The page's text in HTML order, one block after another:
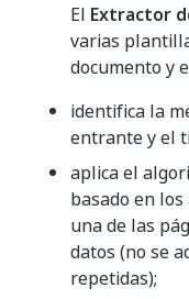
El Extractor
varias
documento y
identifica la
entrante y el
aplica el
basado en
una de las
datos (no se
repetidas);